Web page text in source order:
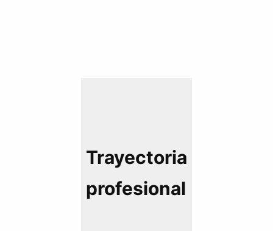
Trayectoria
profesional